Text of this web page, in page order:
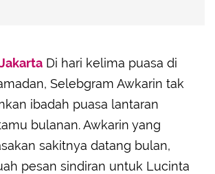
Di hari kelima puasa di
Selebgram Awkarin tak
ibadah puasa lantaran
bulanan. Awkarin yang
sakitnya datang bulan,
pesan sindiran untuk Lucinta